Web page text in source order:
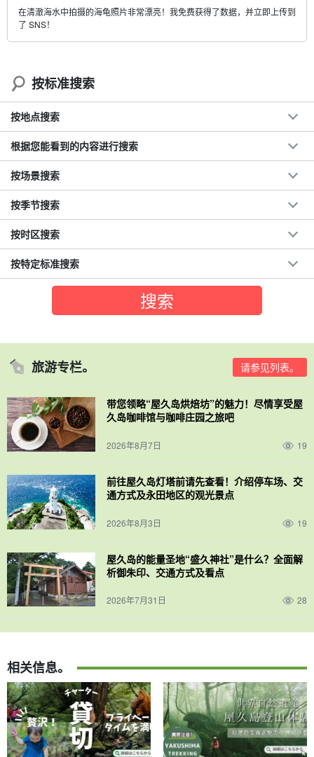
在清澈海水中拍摄的海龟照片非常漂亮！我免费获得了数据，并立即上传到
了 SNS！
按标准搜索
按地点搜索
根据您能看到的内容进行搜索
按场景搜索
按季节搜索
按时区搜索
按特定标准搜索
旅游专栏。 请参见列表。
带您领略“屋久岛烘焙坊”的魅力！尽情享受屋
久岛咖啡馆与咖啡庄园之旅吧
2026年8月7日 19
前往屋久岛灯塔前请先查看！介绍停车场、交
通方式及永田地区的观光景点
2026年8月3日 19
屋久岛的能量圣地“盛久神社”是什么？全面解
析御朱印、交通方式及看点
2026年7月31日 28
相关信息。